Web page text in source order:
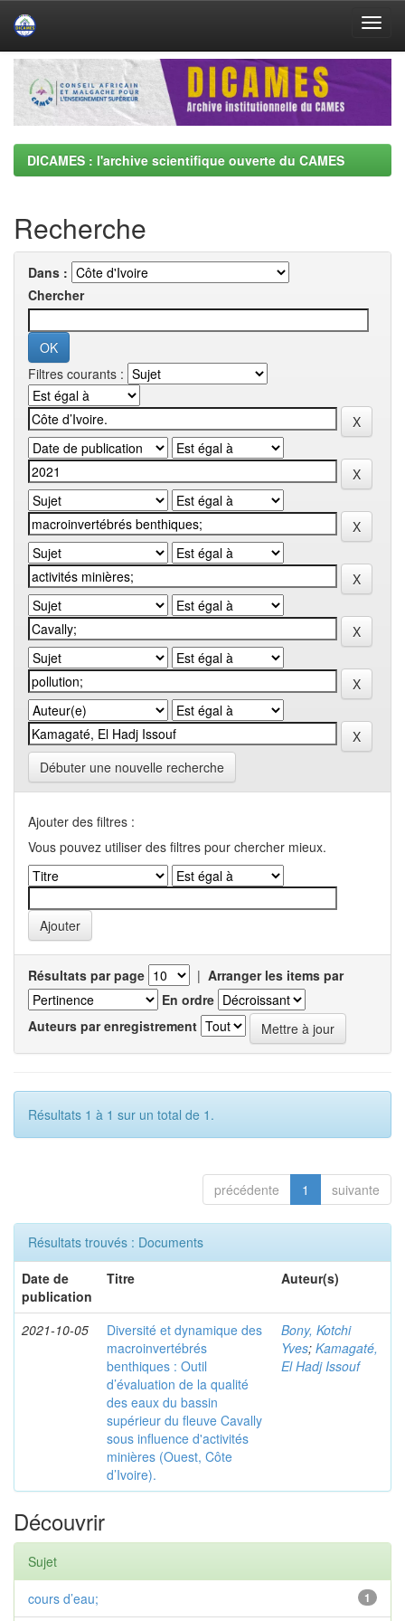
Skip
navigation
DICAMES : l'archive scientifique ouverte du CAMES
Recherche
Dans :
Chercher
Filtres courants :
Débuter une nouvelle recherche
Ajouter des filtres :
Vous pouvez utiliser des filtres pour chercher mieux.
Résultats par page | Arranger les items par
En ordre
Auteurs par enregistrement
Résultats 1 à 1 sur un total de 1.
précédente 1 suivante
Résultats trouvés : Documents
Date de
publication
Titre Auteur(s)
2021-10-05
Diversité et dynamique des
macroinvertébrés
benthiques : Outil
d’évaluation de la qualité
des eaux du bassin
supérieur du fleuve Cavally
sous influence d'activités
minières (Ouest, Côte
d’Ivoire).
Bony, Kotchi
Yves; Kamagaté,
El Hadj Issouf
Découvrir
Sujet
1
cours d’eau;